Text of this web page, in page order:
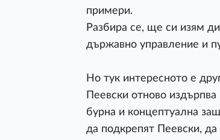
примери.
Разбира се, ще си изям
държавно управление и
Но тук интересното е
Пеевски отново
бурна и концептуална
да подкрепят Пеевски,